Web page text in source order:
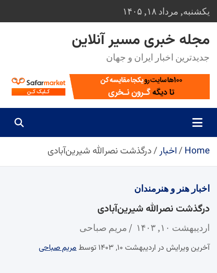
Skip
to
content
یکشنبه, مرداد ۱۸, ۱۴۰۵
مجله خبری مسیر آنلاین
جدیدترین اخبار ایران و جهان
Home اخبار درگذشت نصرالله شیرین‌آبادی
اخبار هنر و هنرمندان
درگذشت نصرالله شیرین‌آبادی
اردیبهشت ۱۰, ۱۴۰۳ مریم صباحی
آخرین ویرایش در اردیبهشت ۱۰, ۱۴۰۳ توسط مریم صباحی